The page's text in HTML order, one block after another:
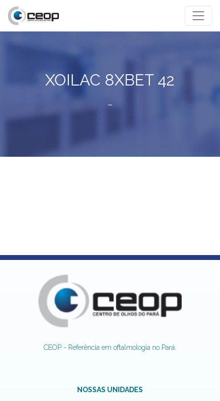
XOILAC 8XBET 42
–
CEOP - Referência em oftalmologia no Pará.
NOSSAS UNIDADES